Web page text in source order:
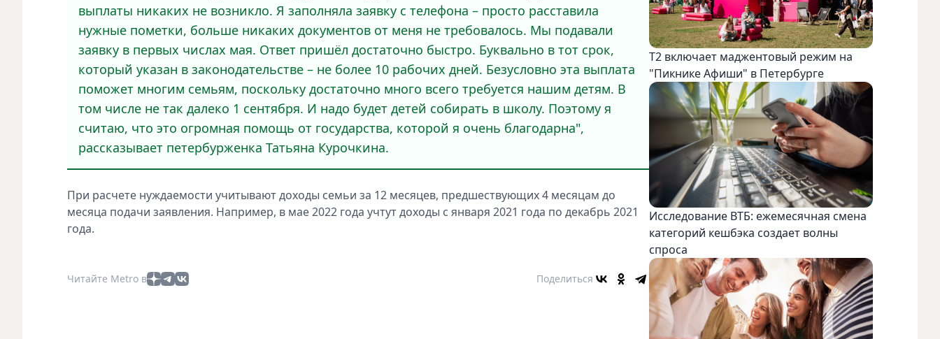
выплаты никаких не возникло. Я заполняла заявку с телефона – просто расставила
нужные пометки, больше никаких документов от меня не требовалось. Мы подавали
заявку в первых числах мая. Ответ пришёл достаточно быстро. Буквально в тот срок,
который указан в законодательстве – не более 10 рабочих дней. Безусловно эта выплата
поможет многим семьям, поскольку достаточно много всего требуется нашим детям. В
том числе не так далеко 1 сентября. И надо будет детей собирать в школу. Поэтому я
считаю, что это огромная помощь от государства, которой я очень благодарна",
рассказывает петербурженка Татьяна Курочкина.
При расчете нуждаемости учитывают доходы семьи за 12 месяцев, предшествующих 4 месяцам до
месяца подачи заявления. Например, в мае 2022 года учтут доходы с января 2021 года по декабрь 2021
года.
Читайте Metro в Поделиться
Т2 включает маджентовый режим на
"Пикнике Афиши" в Петербурге
Исследование ВТБ: ежемесячная смена
категорий кешбэка создает волны
спроса